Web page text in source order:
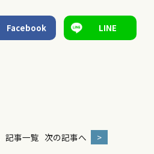
Facebook LINE
記事一覧 次の記事へ >